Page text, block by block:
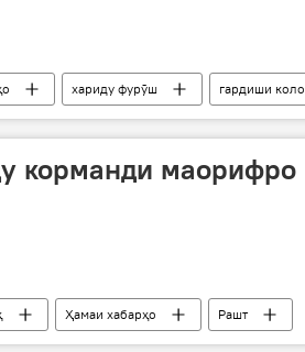
хариду фурӯш
гардиши коло
корманди маорифро
Ҳамаи хабарҳо
Рашт
ҷарима